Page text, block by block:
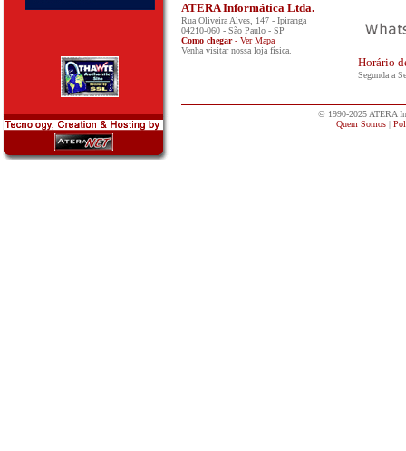
ATERA Informática Ltda.
Rua Oliveira Alves, 147 - Ipiranga
04210-060 - São Paulo - SP
Como chegar- Ver Mapa
Venha visitar nossa loja física.
Horário
Segunda a
© 1990-2025 ATERA
Quem Somos|